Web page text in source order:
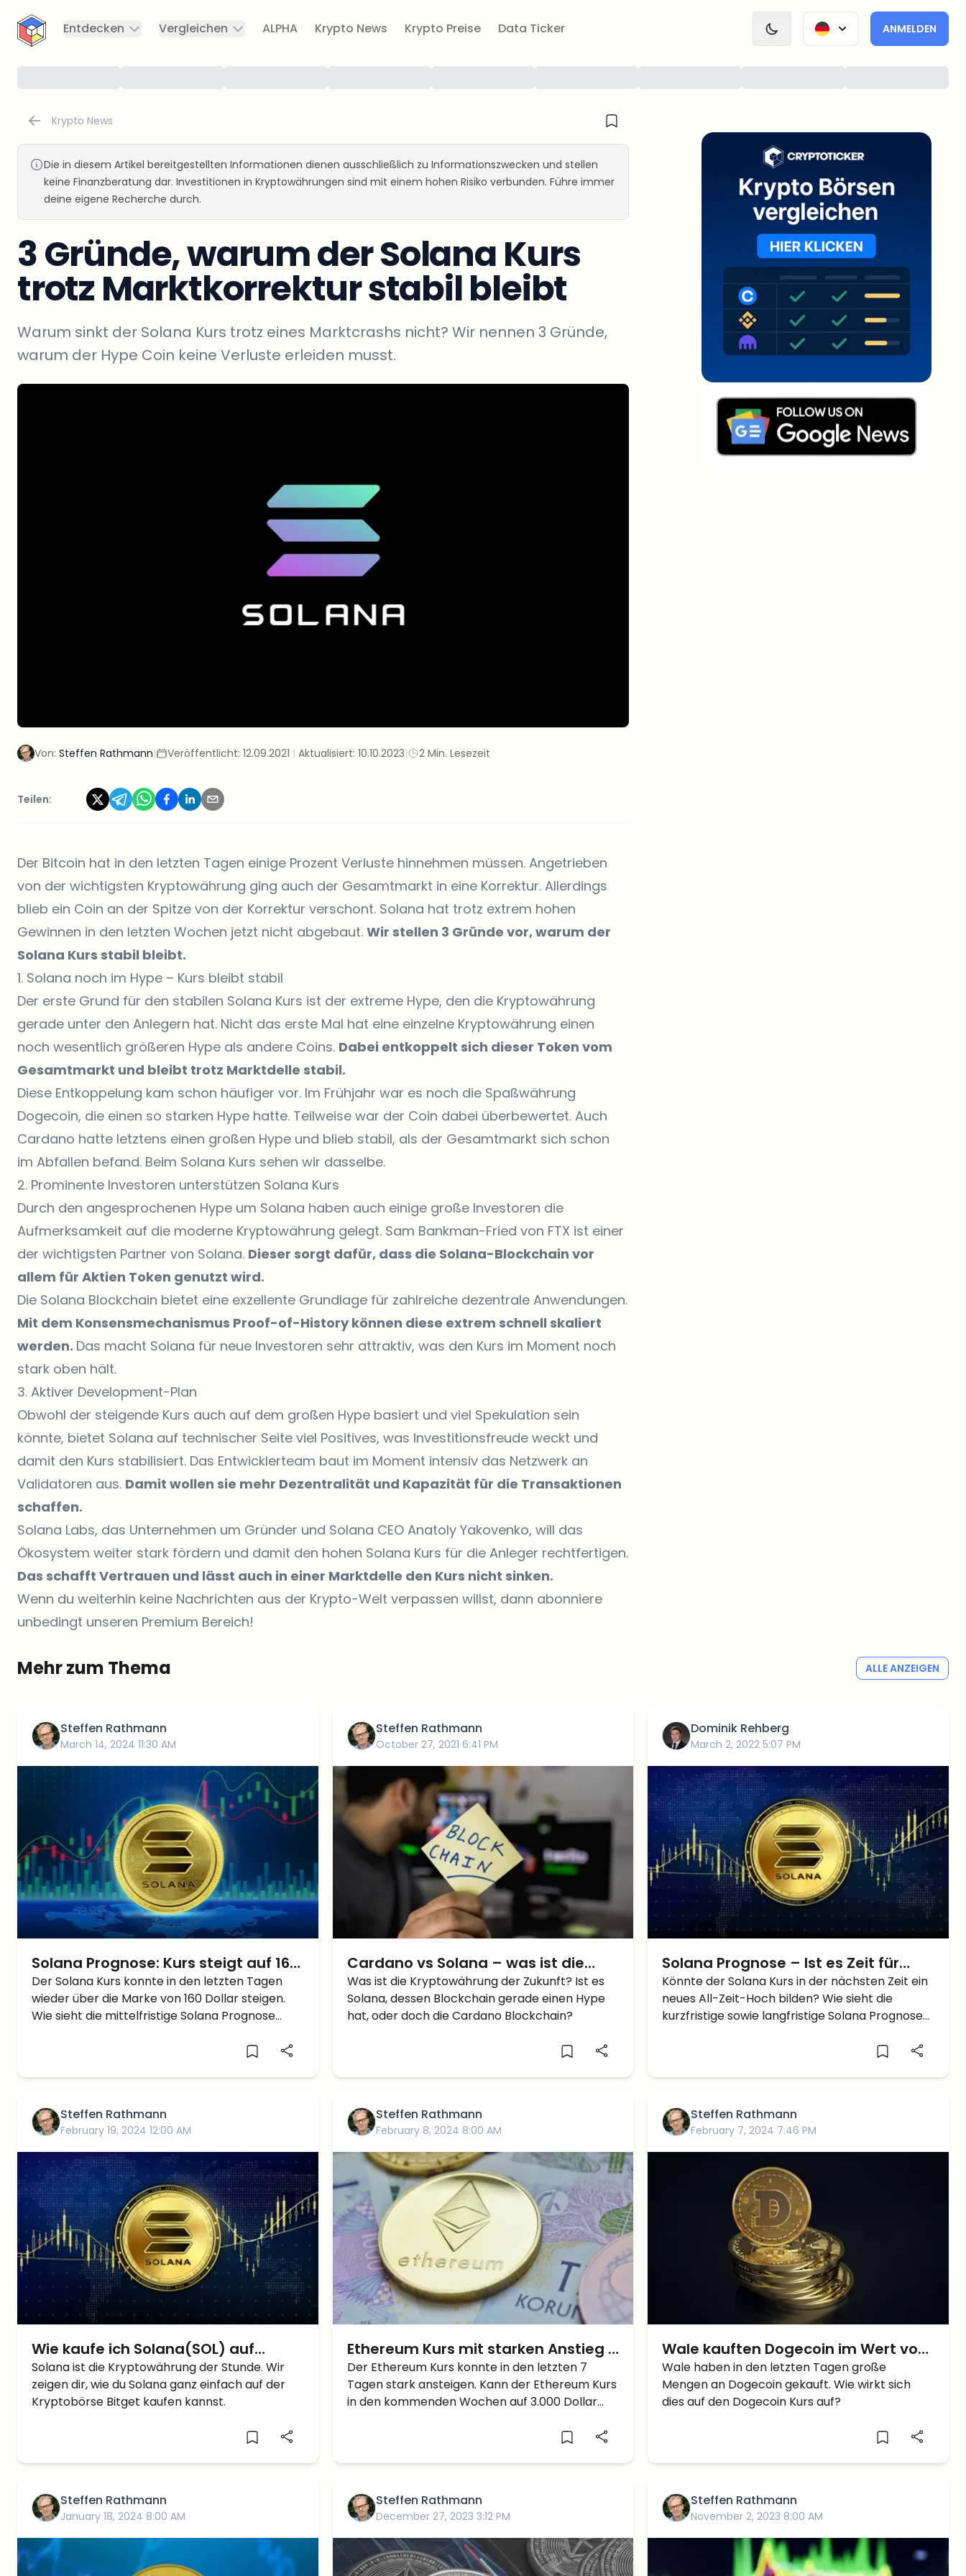
CryptoTicker
Entdecken
Vergleichen ALPHA Krypto News Krypto Preise Data Ticker ANMELDEN
Krypto News
Die in diesem Artikel bereitgestellten Informationen dienen ausschließlich zu Informationszwecken und stellen
keine Finanzberatung dar. Investitionen in Kryptowährungen sind mit einem hohen Risiko verbunden. Führe immer
deine eigene Recherche durch.
3 Gründe, warum der Solana Kurs
trotz Marktkorrektur stabil bleibt
Warum sinkt der Solana Kurs trotz eines Marktcrashs nicht? Wir nennen 3 Gründe,
warum der Hype Coin keine Verluste erleiden musst.
Von: Steffen Rathmann| Veröffentlicht: 12.09.2021 | Aktualisiert: 10.10.2023| 2 Min. Lesezeit
Teilen:
Der Bitcoin hat in den letzten Tagen einige Prozent Verluste hinnehmen müssen. Angetrieben
von der wichtigsten Kryptowährung ging auch der Gesamtmarkt in eine Korrektur. Allerdings
blieb ein Coin an der Spitze von der Korrektur verschont. Solana hat trotz extrem hohen
Gewinnen in den letzten Wochen jetzt nicht abgebaut. Wir stellen 3 Gründe vor, warum der
Solana Kurs stabil bleibt.
1. Solana noch im Hype – Kurs bleibt stabil
Der erste Grund für den stabilen Solana Kurs ist der extreme Hype, den die Kryptowährung
gerade unter den Anlegern hat. Nicht das erste Mal hat eine einzelne Kryptowährung einen
noch wesentlich größeren Hype als andere Coins. Dabei entkoppelt sich dieser Token vom
Gesamtmarkt und bleibt trotz Marktdelle stabil.
Diese Entkoppelung kam schon häufiger vor. Im Frühjahr war es noch die Spaßwährung
Dogecoin, die einen so starken Hype hatte. Teilweise war der Coin dabei überbewertet. Auch
Cardano hatte letztens einen großen Hype und blieb stabil, als der Gesamtmarkt sich schon
im Abfallen befand. Beim Solana Kurs sehen wir dasselbe.
2. Prominente Investoren unterstützen Solana Kurs
Durch den angesprochenen Hype um Solana haben auch einige große Investoren die
Aufmerksamkeit auf die moderne Kryptowährung gelegt. Sam Bankman-Fried von FTX ist einer
der wichtigsten Partner von Solana. Dieser sorgt dafür, dass die Solana-Blockchain vor
allem für Aktien Token genutzt wird.
Die Solana Blockchain bietet eine exzellente Grundlage für zahlreiche dezentrale Anwendungen.
Mit dem Konsensmechanismus Proof-of-History können diese extrem schnell skaliert
werden. Das macht Solana für neue Investoren sehr attraktiv, was den Kurs im Moment noch
stark oben hält.
3. Aktiver Development-Plan
Obwohl der steigende Kurs auch auf dem großen Hype basiert und viel Spekulation sein
könnte, bietet Solana auf technischer Seite viel Positives, was Investitionsfreude weckt und
damit den Kurs stabilisiert. Das Entwicklerteam baut im Moment intensiv das Netzwerk an
Validatoren aus. Damit wollen sie mehr Dezentralität und Kapazität für die Transaktionen
schaffen.
Solana Labs, das Unternehmen um Gründer und Solana CEO Anatoly Yakovenko, will das
Ökosystem weiter stark fördern und damit den hohen Solana Kurs für die Anleger rechtfertigen.
Das schafft Vertrauen und lässt auch in einer Marktdelle den Kurs nicht sinken.
Wenn du weiterhin keine Nachrichten aus der Krypto-Welt verpassen willst, dann abonniere
unbedingt unseren Premium Bereich!
Mehr zum Thema ALLE ANZEIGEN
Steffen Rathmann
March 14, 2024 11:30 AM
Solana Prognose: Kurs steigt auf 160
Dollar – Zeit zum Kaufen?
Der Solana Kurs konnte in den letzten Tagen
wieder über die Marke von 160 Dollar steigen.
Wie sieht die mittelfristige Solana Prognose
Steffen Rathmann
October 27, 2021 6:41 PM
Cardano vs Solana – was ist die
Kryptowährung der Zukunft?
Was ist die Kryptowährung der Zukunft? Ist es
Solana, dessen Blockchain gerade einen Hype
hat, oder doch die Cardano Blockchain?
Dominik Rehberg
March 2, 2022 5:07 PM
Solana Prognose – Ist es Zeit für
neue Höchststände?
Könnte der Solana Kurs in der nächsten Zeit ein
neues All-Zeit-Hoch bilden? Wie sieht die
kurzfristige sowie langfristige Solana Prognose
Steffen Rathmann
February 19, 2024 12:00 AM
Wie kaufe ich Solana(SOL) auf
Bitget? Einfache Anleitung
Solana ist die Kryptowährung der Stunde. Wir
zeigen dir, wie du Solana ganz einfach auf der
Kryptobörse Bitget kaufen kannst.
Steffen Rathmann
February 8, 2024 8:00 AM
Ethereum Kurs mit starken Anstieg –
3.000 Dollar voraus?
Der Ethereum Kurs konnte in den letzten 7
Tagen stark ansteigen. Kann der Ethereum Kurs
in den kommenden Wochen auf 3.000 Dollar
Steffen Rathmann
February 7, 2024 7:46 PM
Wale kauften Dogecoin im Wert von
27 Millionen Dollar: Wie hoch kann
Doge Kurs steigen?
Wale haben in den letzten Tagen große
Mengen an Dogecoin gekauft. Wie wirkt sich
dies auf den Dogecoin Kurs auf?
Steffen Rathmann
January 18, 2024 8:00 AM
Steffen Rathmann
December 27, 2023 3:12 PM
Steffen Rathmann
November 2, 2023 8:00 AM